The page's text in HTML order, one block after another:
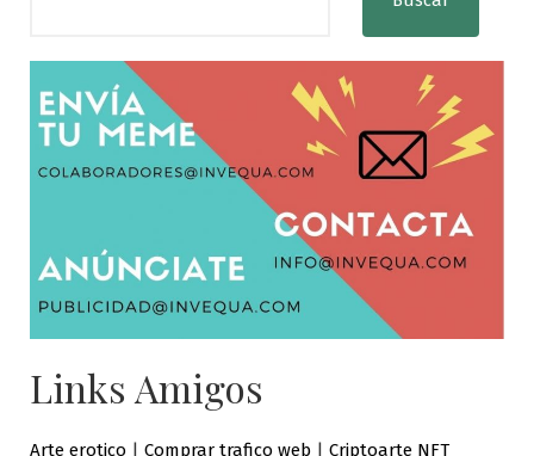
Links Amigos
Arte erotico | Comprar trafico web | Criptoarte NFT